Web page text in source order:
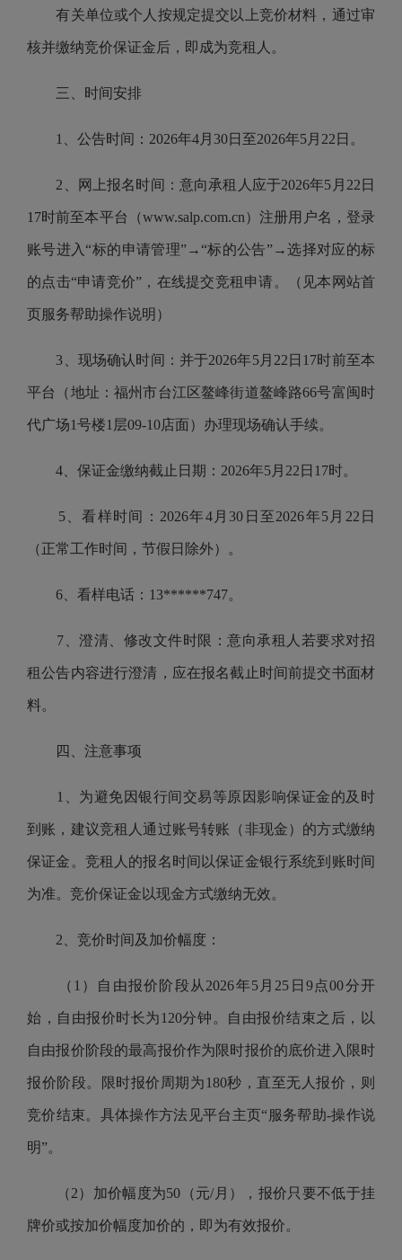
有关单位或个人按规定提交以上竞价材料，通过审
核并缴纳竞价保证金后，即成为竞租人。
三、时间安排
1、公告时间：2026年4月30日至2026年5月22日。
2、网上报名时间：意向承租人应于2026年5月22日
17时前至本平台（www.salp.com.cn）注册用户名，登录
账号进入“标的申请管理”→“标的公告”→选择对应的标
的点击“申请竞价”，在线提交竞租申请。（见本网站首
页服务帮助操作说明）
3、现场确认时间：并于2026年5月22日17时前至本
平台（地址：福州市台江区鳌峰街道鳌峰路66号富闽时
代广场1号楼1层09-10店面）办理现场确认手续。
4、保证金缴纳截止日期：2026年5月22日17时。
5、看样时间：2026年4月30日至2026年5月22日
（正常工作时间，节假日除外）。
6、看样电话：13******747。
7、澄清、修改文件时限：意向承租人若要求对招
租公告内容进行澄清，应在报名截止时间前提交书面材
料。
四、注意事项
1、为避免因银行间交易等原因影响保证金的及时
到账，建议竞租人通过账号转账（非现金）的方式缴纳
保证金。竞租人的报名时间以保证金银行系统到账时间
为准。竞价保证金以现金方式缴纳无效。
2、竞价时间及加价幅度：
（1）自由报价阶段从2026年5月25日9点00分开
始，自由报价时长为120分钟。自由报价结束之后，以
自由报价阶段的最高报价作为限时报价的底价进入限时
报价阶段。限时报价周期为180秒，直至无人报价，则
竞价结束。具体操作方法见平台主页“服务帮助-操作说
明”。
（2）加价幅度为50（元/月），报价只要不低于挂
牌价或按加价幅度加价的，即为有效报价。